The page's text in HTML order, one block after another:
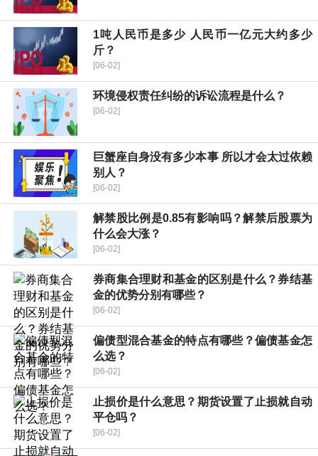
1吨人民币是多少 人民币一亿元大约多少
斤？
[06-02]
环境侵权责任纠纷的诉讼流程是什么？
[06-02]
巨蟹座自身没有多少本事 所以才会太过依赖
别人？
[06-02]
解禁股比例是0.85有影响吗？解禁后股票为
什么会大涨？
[06-02]
券商集合理财和基金的区别是什么？券结基
金的优势分别有哪些？
[06-02]
偏债型混合基金的特点有哪些？偏债基金怎
么选？
[06-02]
止损价是什么意思？期货设置了止损就自动
平仓吗？
[06-02]